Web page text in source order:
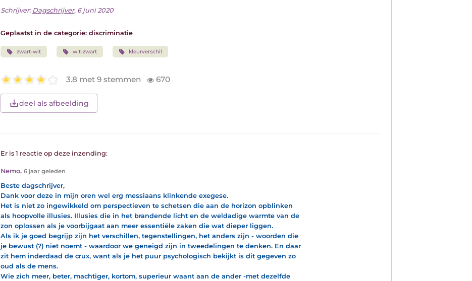
Schrijver: Dagschrijver, 6 juni 2020
Geplaatst in de categorie: discriminatie
zwart-wit wit-zwart kleurverschil
3.8 met 9 stemmen 670
deel als afbeelding
Er is 1 reactie op deze inzending:
Nemo, 6 jaar geleden
Beste dagschrijver,
Dank voor deze in mijn oren wel erg messiaans klinkende exegese.
Het is niet zo ingewikkeld om perspectieven te schetsen die aan de horizon opblinken
als hoopvolle illusies. Illusies die in het brandende licht en de weldadige warmte van de
zon oplossen als je voorbijgaat aan meer essentiële zaken die wat dieper liggen.
Als ik je goed begrijp zijn het verschillen, tegenstellingen, het anders zijn - woorden die
je bewust (?) niet noemt - waardoor we geneigd zijn in tweedelingen te denken. En daar
zit hem inderdaad de crux, want als je het puur psychologisch bekijkt is dit gegeven zo
oud als de mens.
Wie zich meer, beter, machtiger, kortom, superieur waant aan de ander -met dezelfde